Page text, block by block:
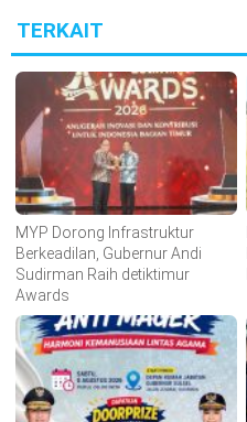
TERKAIT
MYP Dorong Infrastruktur
Berkeadilan, Gubernur Andi
Sudirman Raih detiktimur
Awards